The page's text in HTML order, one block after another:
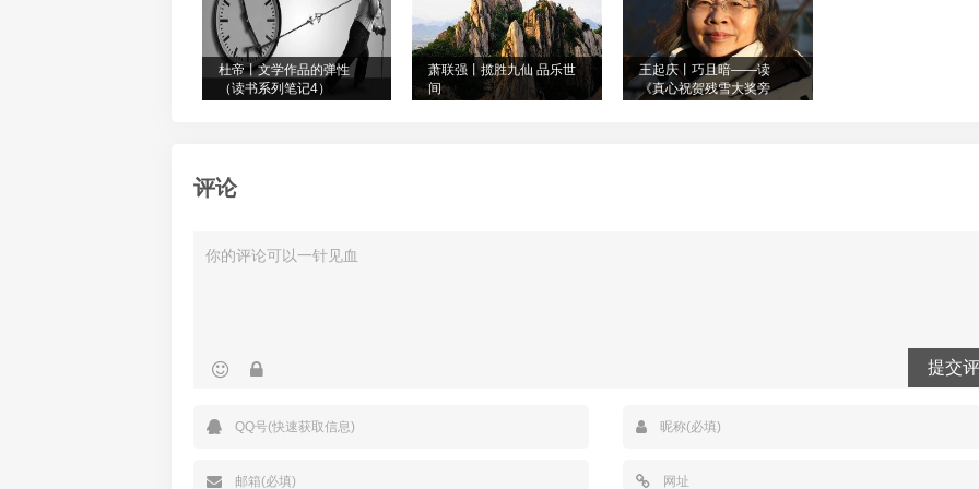
杜帝丨文学作品的弹性
（读书系列笔记4）
萧联强丨揽胜九仙 品乐世
间
王起庆丨巧且暗——读
《真心祝贺残雪大奖旁
评论
提交